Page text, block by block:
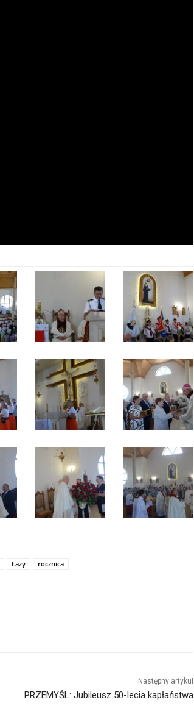
Łazy rocznica
Następny artykuł
PRZEMYŚL: Jubileusz 50-lecia kapłaństwa